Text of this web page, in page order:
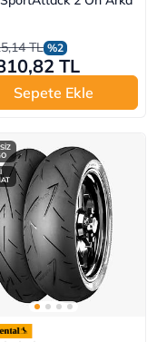
TL %2
TL
Sepete Ekle